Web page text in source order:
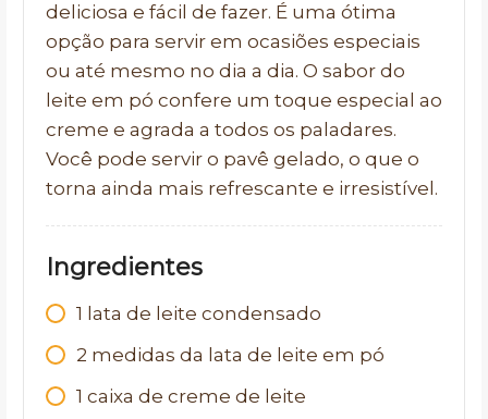
deliciosa e fácil de fazer. É uma ótima
opção para servir em ocasiões especiais
ou até mesmo no dia a dia. O sabor do
leite em pó confere um toque especial ao
creme e agrada a todos os paladares.
Você pode servir o pavê gelado, o que o
torna ainda mais refrescante e irresistível.
Ingredientes
1 lata de leite condensado
2 medidas da lata de leite em pó
1 caixa de creme de leite